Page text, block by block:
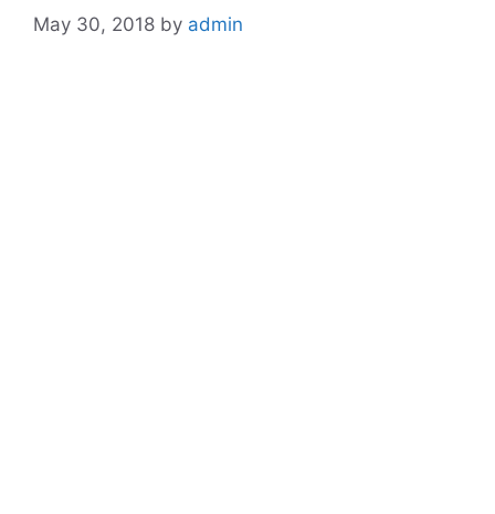
May 30, 2018 by admin